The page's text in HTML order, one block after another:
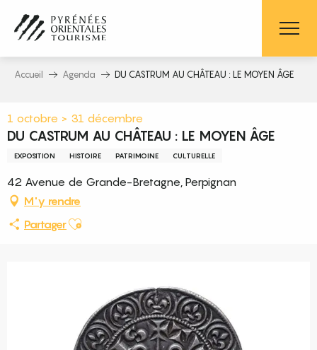
contenu
principal
Accueil Agenda DU CASTRUM AU CHÂTEAU : LE MOYEN ÂGE
1 octobre > 31 décembre
DU CASTRUM AU CHÂTEAU : LE MOYEN ÂGE
EXPOSITION HISTOIRE PATRIMOINE CULTURELLE
42 Avenue de Grande-Bretagne, Perpignan
M'y rendre
PartagerAjouter aux favoris